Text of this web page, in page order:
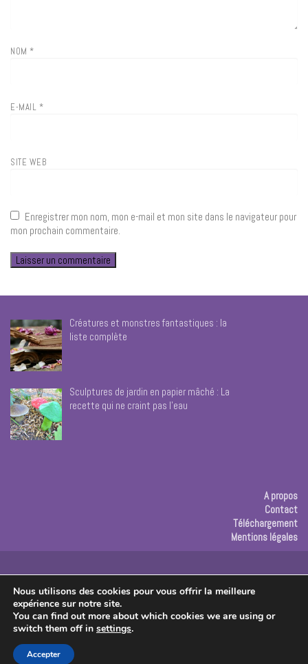
NOM *
E-MAIL *
SITE WEB
Enregistrer mon nom, mon e-mail et mon site dans le navigateur pour
mon prochain commentaire.
Créatures et monstres fantastiques : la
liste complète
Sculptures de jardin en papier mâché : La
recette qui ne craint pas l’eau
A propos
Contact
Téléchargement
Mentions légales
Copyright © 2026 Les créas de Rose
Nous utilisons des cookies pour vous offrir la meilleure
expérience sur notre site.
You can find out more about which cookies we are using or
switch them off in settings.
Accepter